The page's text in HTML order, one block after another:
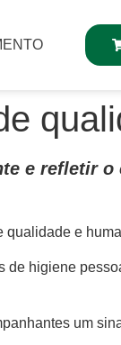
e refletir
qualidade e
de higiene
um